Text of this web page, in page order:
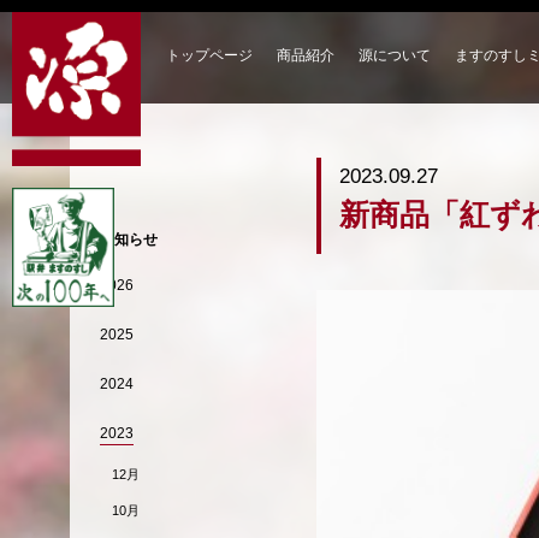
トップページ 商品紹介 源について ますのすし
2023.09.27
新商品「紅ず
お知らせ
2026
2025
2024
2023
12月
10月